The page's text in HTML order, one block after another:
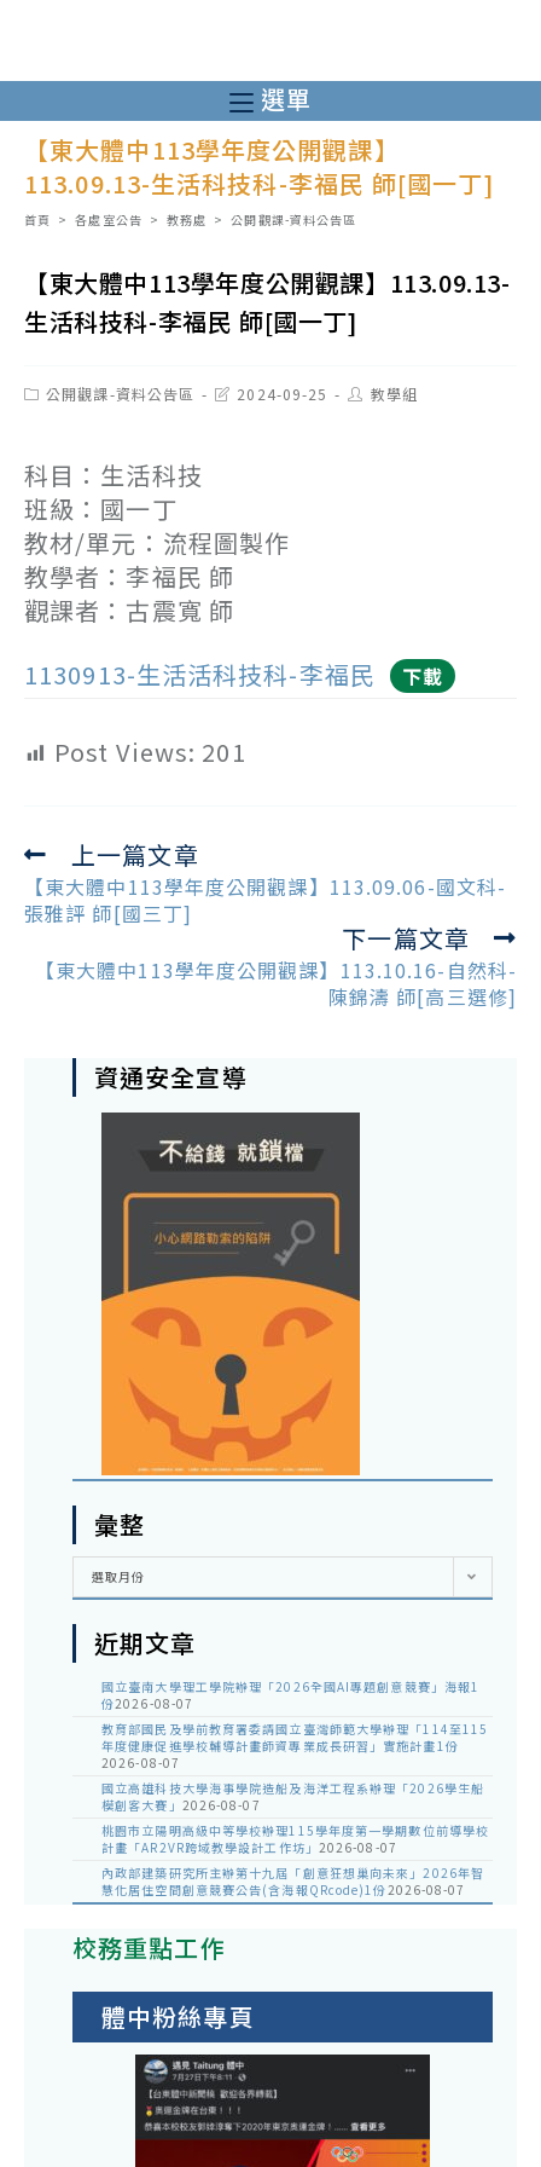
至
主
選單
【東大體中113學年度公開觀課】
113.09.13-生活科技科-李福民 師[國一丁]
首頁 > 各處室公告 > 教務處 > 公開觀課-資料公告區
【東大體中113學年度公開觀課】113.09.13-
生活科技科-李福民 師[國一丁]
Post公開觀課-資料公告區
Post2024-09-25
Post教學組
科目：生活科技
班級：國一丁
教材/單元：流程圖製作
教學者：李福民 師
觀課者：古震寬 師
1130913-生活活科技科-李福民
下載
Post Views: 201
Read
more
articles
上一篇文章
【東大體中113學年度公開觀課】113.09.06-國文科-
張雅評 師[國三丁]
下一篇文章
【東大體中113學年度公開觀課】113.10.16-自然科-
陳錦濤 師[高三選修]
資通安全宣導
彙整
彙
選取月份
近期文章
國立臺南大學理工學院辦理「2026全國AI專題創意競賽」海報1
份2026-08-07
教育部國民及學前教育署委請國立臺灣師範大學辦理「114至115
年度健康促進學校輔導計畫師資專業成長研習」實施計畫1份
2026-08-07
國立高雄科技大學海事學院造船及海洋工程系辦理「2026學生船
模創客大賽」 2026-08-07
桃園市立陽明高級中等學校辦理115學年度第一學期數位前導學校
計畫「AR2VR跨域教學設計工作坊」 2026-08-07
內政部建築研究所主辦第十九屆「創意狂想巢向未來」2026年智
慧化居住空間創意競賽公告(含海報QRcode)1份2026-08-07
校務重點工作
體中粉絲專頁